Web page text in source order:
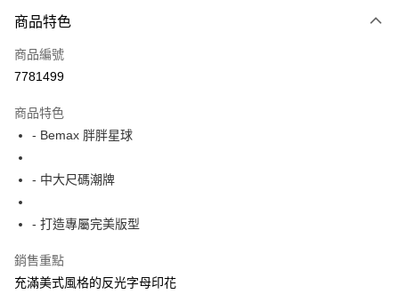
信用卡一次付款
超商取貨付款
Apple Pay
街口支付
AFTEE先享後付
相關說明
AFTEE先享後付是「在收到商品之後才付款」的支付方式。 讓您購物簡單
ATM付款
商品特色
商品編號
7781499
商品特色
- Bemax 胖胖星球
- 中大尺碼潮牌
- 打造專屬完美版型
銷售重點
充滿美式風格的反光字母印花